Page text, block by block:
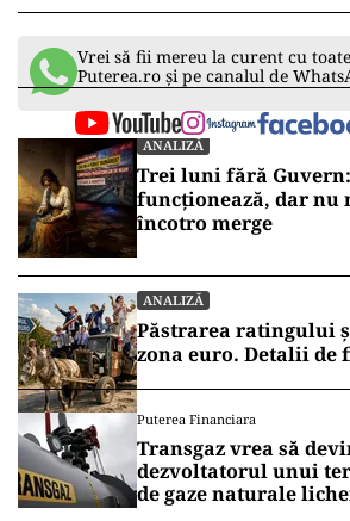
Vrei să fii mereu la curent cu
Puterea.ro și pe canalul de
ANALIZĂ
Trei luni fără
funcționează, dar nu
încotro merge
ANALIZĂ
Păstrarea ratingului
zona euro. Detalii de
Puterea Financiara
Transgaz vrea să
dezvoltatorul unui
de gaze naturale